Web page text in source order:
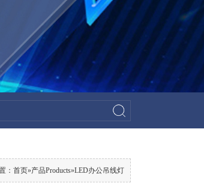
： 首页»产品Products»LED办公吊线灯